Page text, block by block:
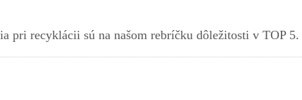
pri recyklácii sú na našom rebríčku dôležitosti v TOP 5.